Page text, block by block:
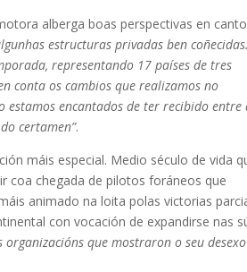
alberga boas perspectivas en
estructuras privadas ben
representando 17 países de tres
conta os cambios que realizamos no
encantados de ter recibido entre
certamen”.
máis especial. Medio século de vida
coa chegada de pilotos foráneos que
animado na loita polas victorias
con vocación de expandirse nas
organizacións que mostraron o seu